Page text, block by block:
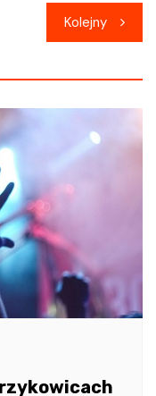
Kolejny